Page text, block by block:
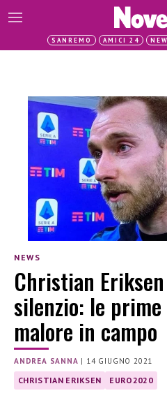
SANREMO AMICI 24
NEWS
Christian
silenzio: le
malore in campo
ANDREA SANNA | 14 GIUGNO 2021
CHRISTIAN ERIKSEN EURO2020